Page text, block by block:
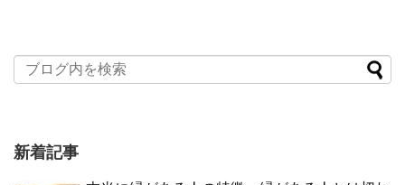
新着記事